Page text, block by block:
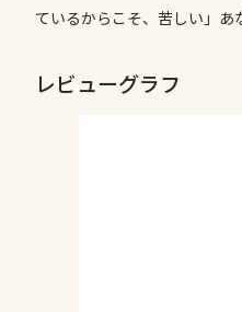
ているからこそ、苦しい」あ
レビューグラフ